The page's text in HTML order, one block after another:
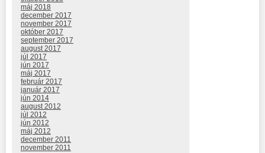
máj 2018
december 2017
november 2017
október 2017
september 2017
august 2017
júl 2017
jún 2017
máj 2017
február 2017
január 2017
jún 2014
august 2012
júl 2012
jún 2012
máj 2012
december 2011
november 2011